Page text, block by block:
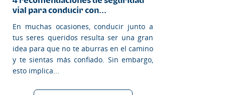
vial para conducir con...
En muchas ocasiones, conducir junto a
tus seres queridos resulta ser una gran
idea para que no te aburras en el camino
y te sientas más confiado. Sin embargo,
esto implica...